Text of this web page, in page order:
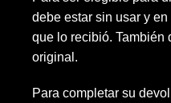
debe estar sin usar y
que lo recibió. También
original.
Para completar su